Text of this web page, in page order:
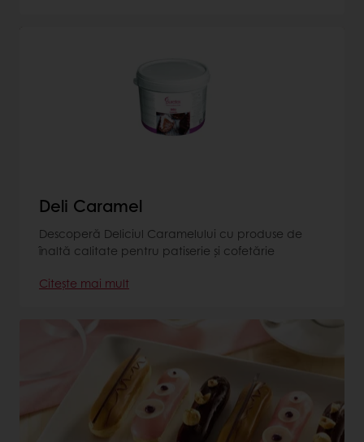
Deli Caramel
Descoperă Deliciul Caramelului cu produse de
înaltă calitate pentru patiserie și cofetărie
Citește mai mult